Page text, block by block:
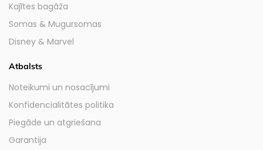
Kajītes bagāža
Somas & Mugursomas
Disney & Marvel
Atbalsts
Noteikumi un nosacījumi
Konfidencialitātes politika
Piegāde un atgriešana
Garantija